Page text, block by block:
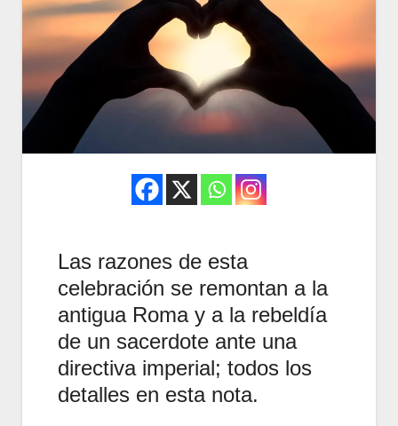
Las razones de esta
celebración se remontan a la
antigua Roma y a la rebeldía
de un sacerdote ante una
directiva imperial; todos los
detalles en esta nota.